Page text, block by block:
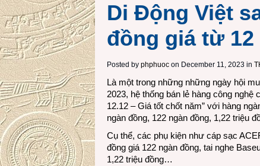
Di Động Việt
đồng giá từ
Posted by phphuoc on December 11, 2023 in
Là một trong những những ngày hội
2023, hệ thống bán lẻ hàng công
12.12 – Giá tốt chốt năm” với hàng
ngàn đồng, 122 ngàn đồng, 1,22 triệu
Cụ thể, các phụ kiện như cáp sạc
đồng giá 122 ngàn đồng, tai nghe
1,22 triệu đồng…